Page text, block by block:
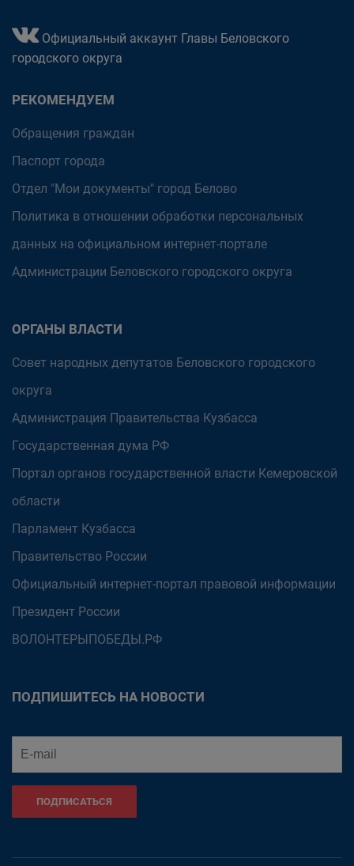
Официальный аккаунт Главы Беловского
городского округа
РЕКОМЕНДУЕМ
Обращения граждан
Паспорт города
Отдел "Мои документы" город Белово
Политика в отношении обработки персональных
данных на официальном интернет-портале
Администрации Беловского городского округа
ОРГАНЫ ВЛАСТИ
Совет народных депутатов Беловского городского
округа
Администрация Правительства Кузбасса
Государственная дума РФ
Портал органов государственной власти Кемеровской
области
Парламент Кузбасса
Правительство России
Официальный интернет-портал правовой информации
Президент России
ВОЛОНТЕРЫПОБЕДЫ.РФ
ПОДПИШИТЕСЬ НА НОВОСТИ
ПОДПИСАТЬСЯ